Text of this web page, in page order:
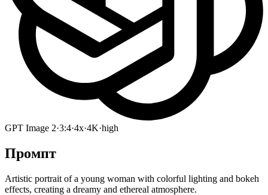
GPT Image 2·3:4·4x·4K·high
Промпт
Artistic portrait of a young woman with colorful lighting and bokeh
effects, creating a dreamy and ethereal atmosphere.